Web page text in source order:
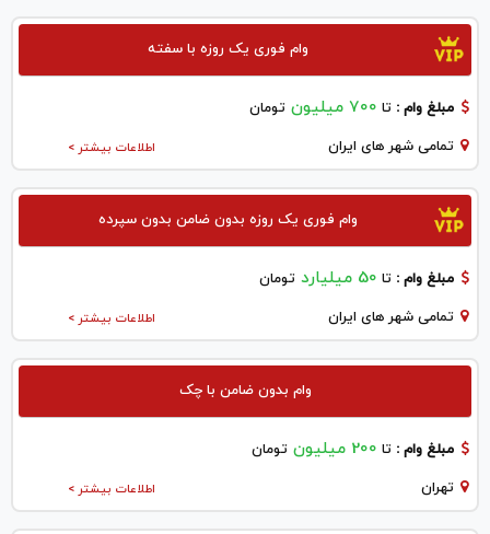
وام فوری یک روزه با سفته
مبلغ وام : تا 700 میلیون تومان
اطلاعات بیشتر > تمامی شهر های ایران
وام فوری یک روزه بدون ضامن بدون سپرده
مبلغ وام : تا 50 میلیارد تومان
اطلاعات بیشتر > تمامی شهر های ایران
وام بدون ضامن با چک
مبلغ وام : تا 200 میلیون تومان
اطلاعات بیشتر > تهران